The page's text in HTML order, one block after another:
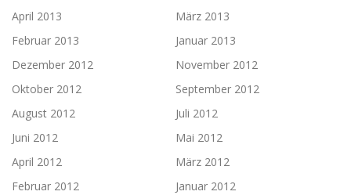
April 2013
März 2013
Februar 2013
Januar 2013
Dezember 2012
November 2012
Oktober 2012
September 2012
August 2012
Juli 2012
Juni 2012
Mai 2012
April 2012
März 2012
Februar 2012
Januar 2012